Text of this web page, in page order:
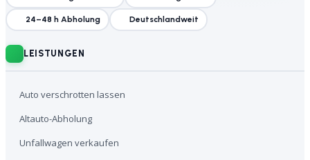
24–48 h Abholung Deutschlandweit
LEISTUNGEN
Auto verschrotten lassen
Altauto-Abholung
Unfallwagen verkaufen